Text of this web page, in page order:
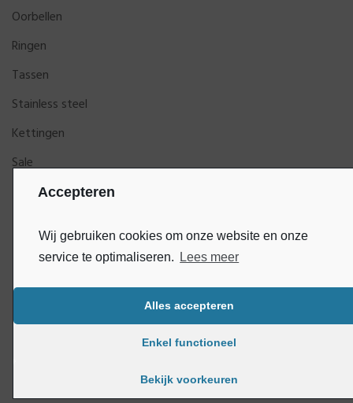
Accepteren
Wij gebruiken cookies om onze website en onze
service te optimaliseren.
Lees meer
Alles accepteren
Enkel functioneel
Bekijk voorkeuren
Oorbellen
Ringen
Tassen
Stainless steel
Kettingen
Sale
Copyright © DijkGelukSieraden | Ontwikkeld door